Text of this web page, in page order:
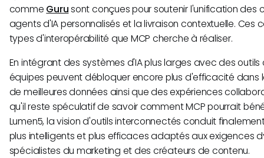
comme Gurusont conçues pour soutenir l'unification des
agents d'IA personnalisés et la livraison contextuelle. Ces
types d'interopérabilité que MCP cherche à réaliser.
En intégrant des systèmes d'IA plus larges avec des outils
équipes peuvent débloquer encore plus d'efficacité dans
de meilleures données ainsi que des expériences
qu'il reste spéculatif de savoir comment MCP pourrait
Lumen5, la vision d'outils interconnectés conduit
plus intelligents et plus efficaces adaptés aux exigences
spécialistes du marketing et des créateurs de contenu.